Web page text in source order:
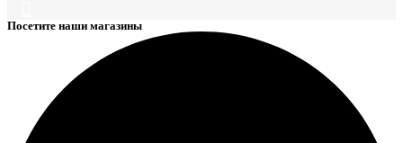
Посетите наши магазины